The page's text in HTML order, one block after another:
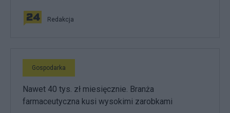
Redakcja
Gospodarka
Nawet 40 tys. zł miesięcznie. Branża
farmaceutyczna kusi wysokimi zarobkami